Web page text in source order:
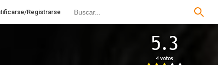
Registrarse
5.3
4 votos